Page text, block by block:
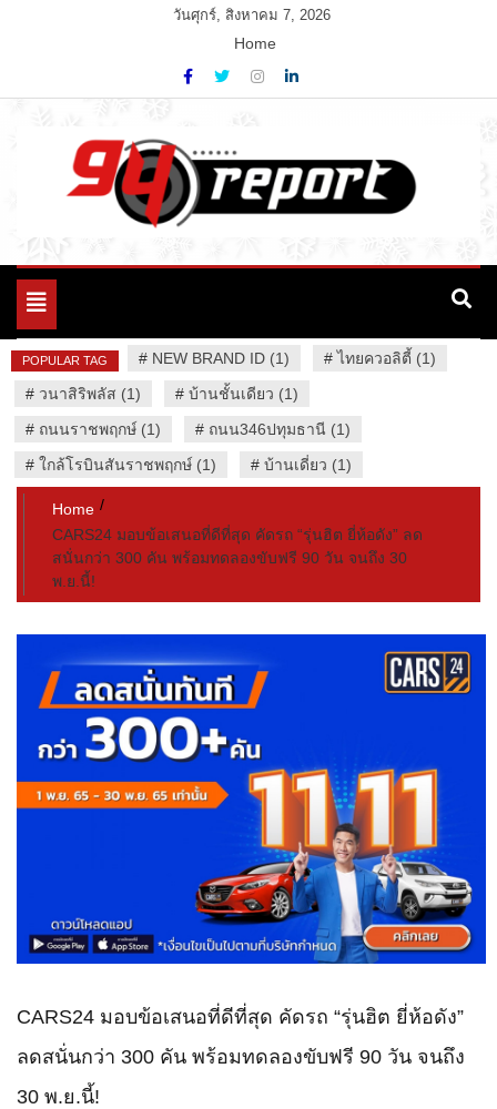
วันศุกร์, สิงหาคม 7, 2026
Home
94 Report.com
Variety News
Toggle
POPULAR TAG # NEW BRAND ID (1) #ไทยควอลิตี้ (1)
# วนาสิริพลัส (1) # บ้านชั้นเดียว (1)
# ถนนราชพฤกษ์ (1) # ถนน346ปทุมธานี (1)
# ใกล้โรบินสันราชพฤกษ์ (1) # บ้านเดี่ยว (1)
Home
CARS24 มอบข้อเสนอที่ดีที่สุด คัดรถ “รุ่นฮิต ยี่ห้อดัง” ลด
สนั่นกว่า 300 คัน พร้อมทดลองขับฟรี 90 วัน จนถึง 30
พ.ย.นี้!
CARS24 มอบข้อเสนอที่ดีที่สุด คัดรถ “รุ่นฮิต ยี่ห้อดัง”
ลดสนั่นกว่า 300 คัน พร้อมทดลองขับฟรี 90 วัน จนถึง
30 พ.ย.นี้!